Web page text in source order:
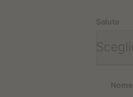
Saluto
Nome